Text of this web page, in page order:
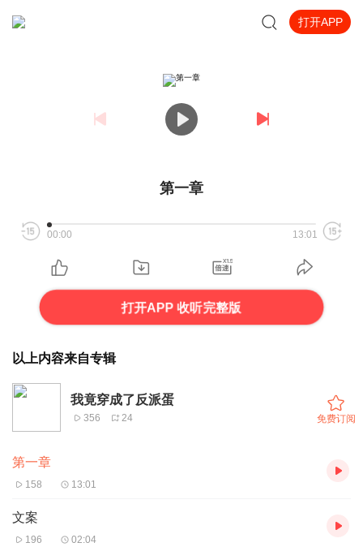
打开APP
第一章
00:00 13:01
打开APP 收听完整版
以上内容来自专辑
我竟穿成了反派蛋
356 24 免费订阅
第一章
158 13:01
文案
196 02:04